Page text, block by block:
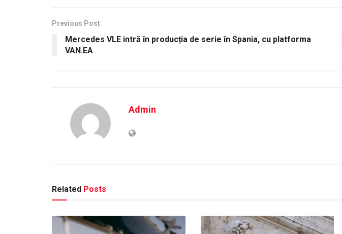
Previous Post
Mercedes VLE intră în producția de serie în Spania, cu platforma
VAN.EA
Admin
Related Posts